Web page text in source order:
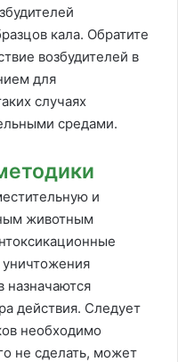
кала. Обратите
возбудителей в
для
случаях
средами.
и
животным
назначаются
действия. Следует
необходимо
не сделать, может